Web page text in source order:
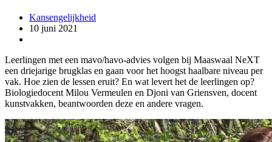
Kansengelijkheid
10 juni 2021
Leerlingen met een mavo/havo-advies volgen bij Maaswaal NeXT
een driejarige brugklas en gaan voor het hoogst haalbare niveau per
vak. Hoe zien de lessen eruit? En wat levert het de leerlingen op?
Biologiedocent Milou Vermeulen en Djoni van Griensven, docent
kunstvakken, beantwoorden deze en andere vragen.